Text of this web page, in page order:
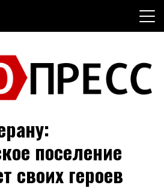
"Брюховецкие новости"
поселение
своих героев